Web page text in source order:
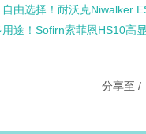
由选择！耐沃克Niwalker
途！Sofirn索菲恩HS10高
分享至 /